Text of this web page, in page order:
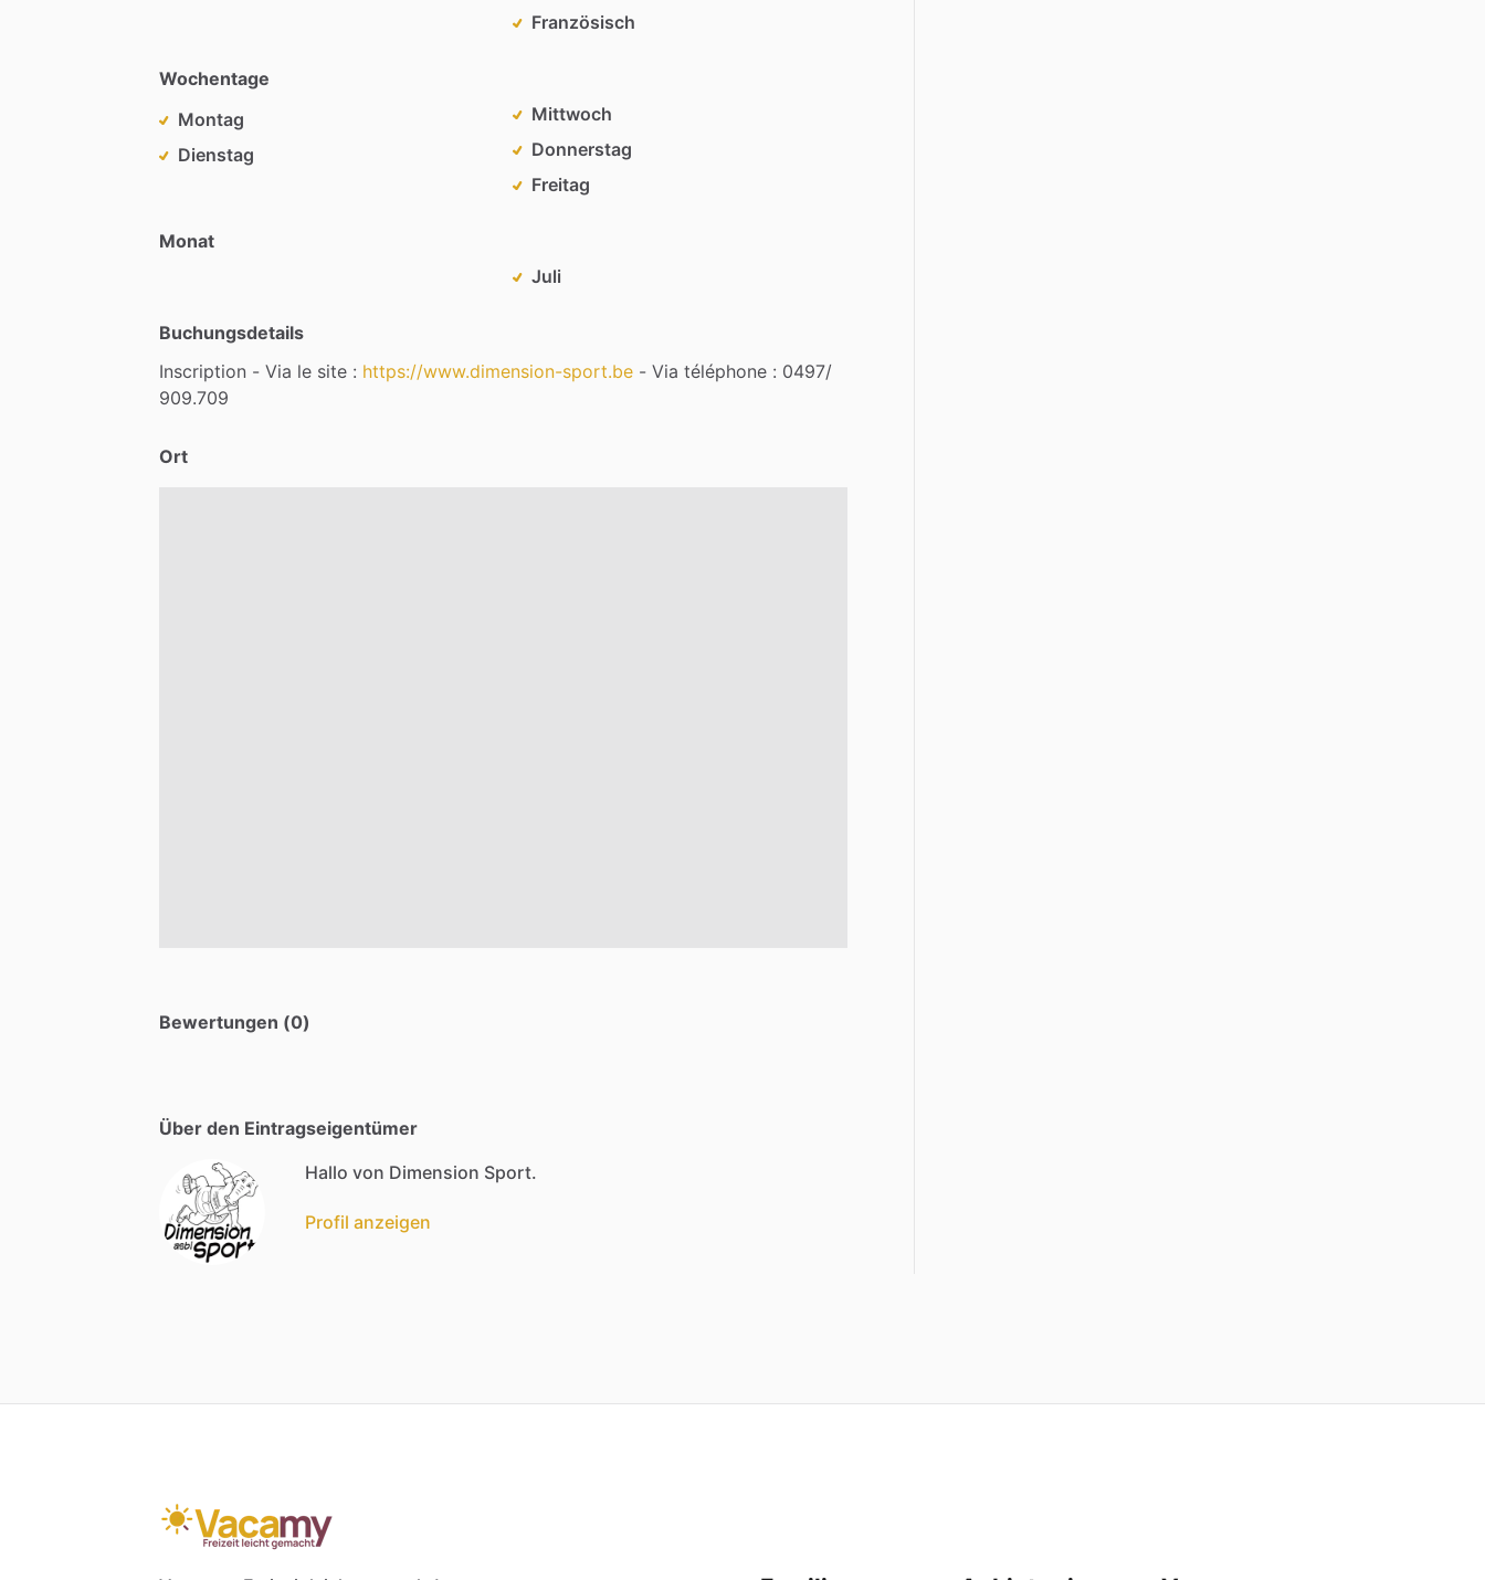
Französisch
Wochentage
Montag
Dienstag
Mittwoch
Donnerstag
Freitag
Monat
Juli
Buchungsdetails
Inscription - Via le site : https://www.dimension-sport.be - Via téléphone : 0497​/​
909.709
Ort
Bewertungen (0)
Über den Eintragseigentümer
Hallo von Dimension Sport.
Profil anzeigen